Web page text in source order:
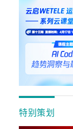
特别策划